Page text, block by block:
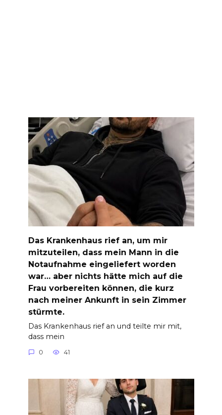
Das Krankenhaus rief an, um mir
mitzuteilen, dass mein Mann in die
Notaufnahme eingeliefert worden
war… aber nichts hätte mich auf die
Frau vorbereiten können, die kurz
nach meiner Ankunft in sein Zimmer
stürmte.
Das Krankenhaus rief an und teilte mir mit,
dass mein
0 41